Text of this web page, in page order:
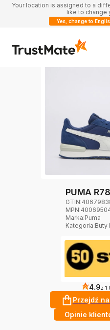
Your location is assigned to a
like to change
Yes, change to
PUMA
GTIN:
MPN:
Marka:Puma
Kategoria:Buty
4.9z 1
Przejdź
Opinie